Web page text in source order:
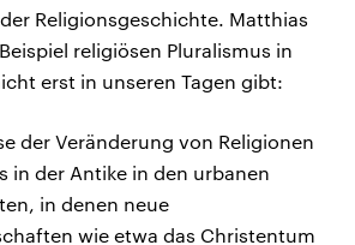
Religionsgeschichte. Matthias
religiösen Pluralismus in
erst in unseren Tagen gibt:
der Veränderung von Religionen
in der Antike in den urbanen
in denen neue
wie etwa das Christentum